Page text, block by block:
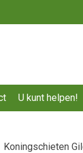
U kunt helpen!
Koningschieten